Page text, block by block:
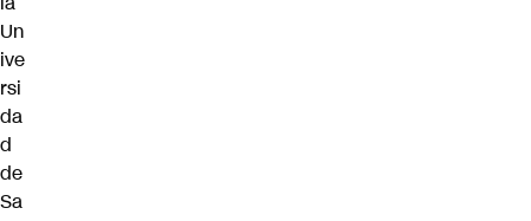
Un
ive
rsi
da
d
de
Sa